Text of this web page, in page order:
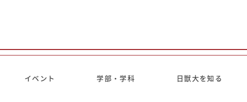
イベント 学部・学科 日獣大を知る